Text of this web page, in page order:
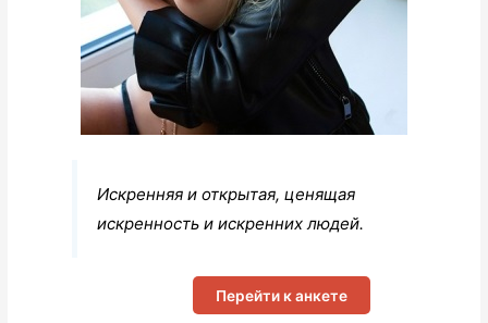
Искренняя и открытая, ценящая
искренность и искренних людей.
Перейти к анкете